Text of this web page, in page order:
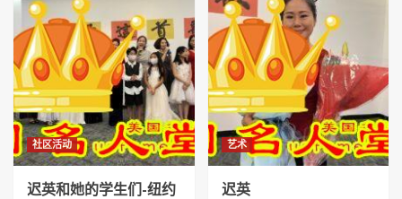
社区活动
迟英和她的学生们-纽约
艺术
迟英